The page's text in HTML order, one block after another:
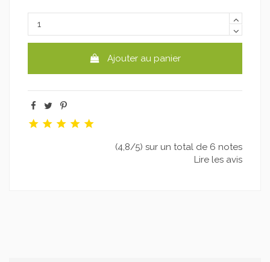
Ajouter au panier
(4,8/5) sur un total de 6 notes
Lire les avis